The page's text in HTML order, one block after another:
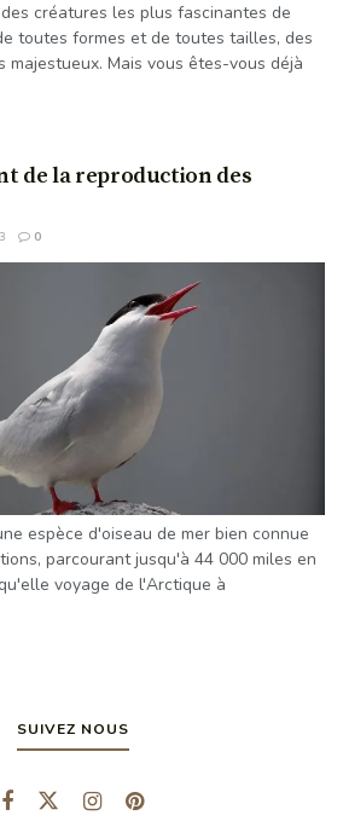
créatures les plus fascinantes de
toutes formes et de toutes tailles, des
Mais vous êtes-vous déjà
vraiment sur ces créatures ?
été effectuées pour comprendre leur
de l'ornithologie. L'ornithologie
de la reproduction des
0
espèce d'oiseau de mer bien connue
parcourant jusqu'à 44 000 miles en
voyage de l'Arctique à
Cependant, ce que beaucoup de gens
arctique est également célèbre pour
SUIVEZ NOUS